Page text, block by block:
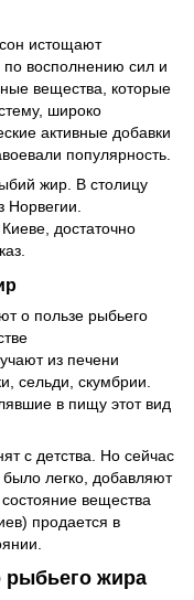
истощают
по восполнению сил и
вещества, которые
широко
активные добавки
популярность.
жир. В столицу
Норвегии.
достаточно
о пользе рыбьего
из печени
сельди, скумбрии.
в пищу этот вид
с детства. Но сейчас
легко, добавляют
вещества
продается в
рыбьего жира